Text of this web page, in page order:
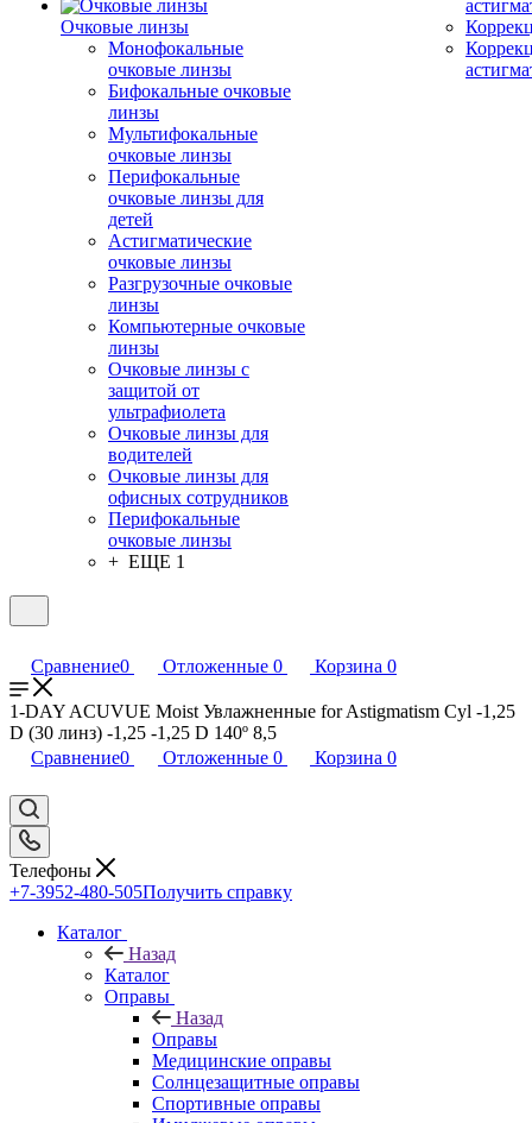
Очковые линзы
Монофокальные
очковые линзы
Бифокальные очковые
линзы
Мультифокальные
очковые линзы
Перифокальные
очковые линзы для
детей
Астигматические
очковые линзы
Разгрузочные очковые
линзы
Компьютерные очковые
линзы
Очковые линзы с
защитой от
ультрафиолета
Очковые линзы для
водителей
Очковые линзы для
офисных сотрудников
Перифокальные
очковые линзы
+ ЕЩЕ 1
Сравнение0 Отложенные 0 Корзина 0
1-DAY ACUVUE Moist Увлажненные for Astigmatism Cyl -1,25
D (30 линз) -1,25 -1,25 D 140º 8,5
Сравнение0 Отложенные 0 Корзина 0
Телефоны
+7-3952-480-505Получить справку
Каталог
Назад
Каталог
Оправы
Назад
Оправы
Медицинские оправы
Солнцезащитные оправы
Спортивные оправы